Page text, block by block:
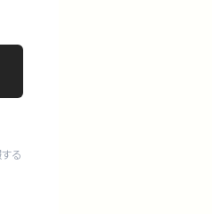
る